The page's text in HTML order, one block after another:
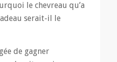
le chevreau qu’a
serait-il le
de gagner